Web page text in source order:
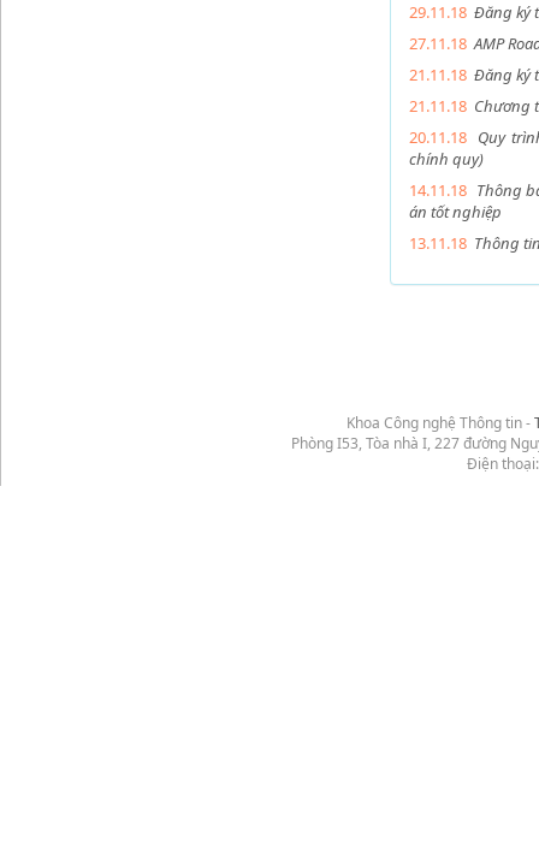
29.11.18 Đăng ký
27.11.18 AMP
21.11.18 Đăng ký
21.11.18 Chương
20.11.18 Quy
chính quy)
14.11.18 Thông
án tốt nghiệp
13.11.18 Thông
Khoa Công nghệ Thông tin -
Phòng I53, Tòa nhà I, 227 đường
Điện